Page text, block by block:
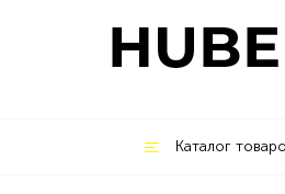
Каталог